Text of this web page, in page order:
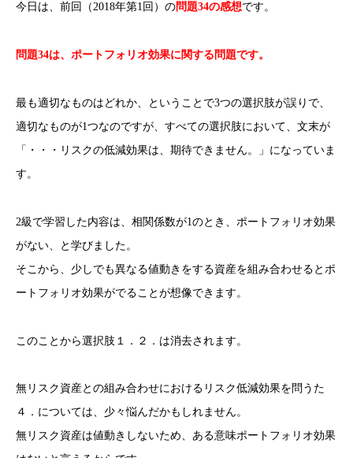
今日は、前回（2018年第1回）の問題34の感想です。
問題34は、ポートフォリオ効果に関する問題です。
最も適切なものはどれか、ということで3つの選択肢が誤りで、
適切なものが1つなのですが、すべての選択肢において、文末が
「・・・リスクの低減効果は、期待できません。」になっていま
す。
2級で学習した内容は、相関係数が1のとき、ポートフォリオ効果
がない、と学びました。
そこから、少しでも異なる値動きをする資産を組み合わせるとポ
ートフォリオ効果がでることが想像できます。
このことから選択肢１．２．は消去されます。
無リスク資産との組み合わせにおけるリスク低減効果を問うた
４．については、少々悩んだかもしれません。
無リスク資産は値動きしないため、ある意味ポートフォリオ効果